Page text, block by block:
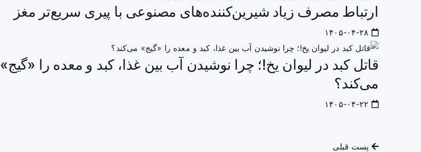
ارتباط مصرف زیاد شیرین‌کننده‌های مصنوعی با پیری سریع‌تر مغز
قاتل کبد در لیوان یخ!؛ چرا نوشیدن آب بین غذا، کبد و معده را «گیج»
می‌کند؟
پست قبلی